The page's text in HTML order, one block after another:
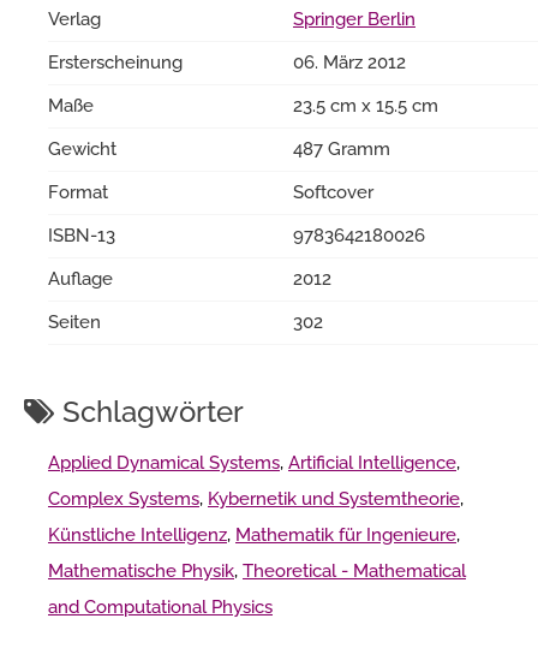
Verlag
Springer Berlin
Ersterscheinung
06. März 2012
Maße
23.5 cm x 15.5 cm
Gewicht
487 Gramm
Format
Softcover
ISBN-13
9783642180026
Auflage
2012
Seiten
302
Schlagwörter
Applied Dynamical Systems, Artificial Intelligence,
Complex Systems, Kybernetik und Systemtheorie,
Künstliche Intelligenz, Mathematik für Ingenieure,
Mathematische Physik, Theoretical - Mathematical
and Computational Physics